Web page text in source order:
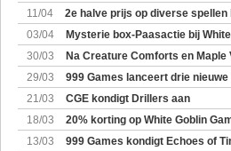
11/04
2e halve prijs op diverse spellen
03/04
Mysterie box-Paasactie bij
30/03
Na Creature Comforts en
29/03
999 Games lanceert drie nieuwe
21/03
CGE kondigt Drillers aan
18/03
20% korting op White Goblin
13/03
999 Games kondigt Echoes of